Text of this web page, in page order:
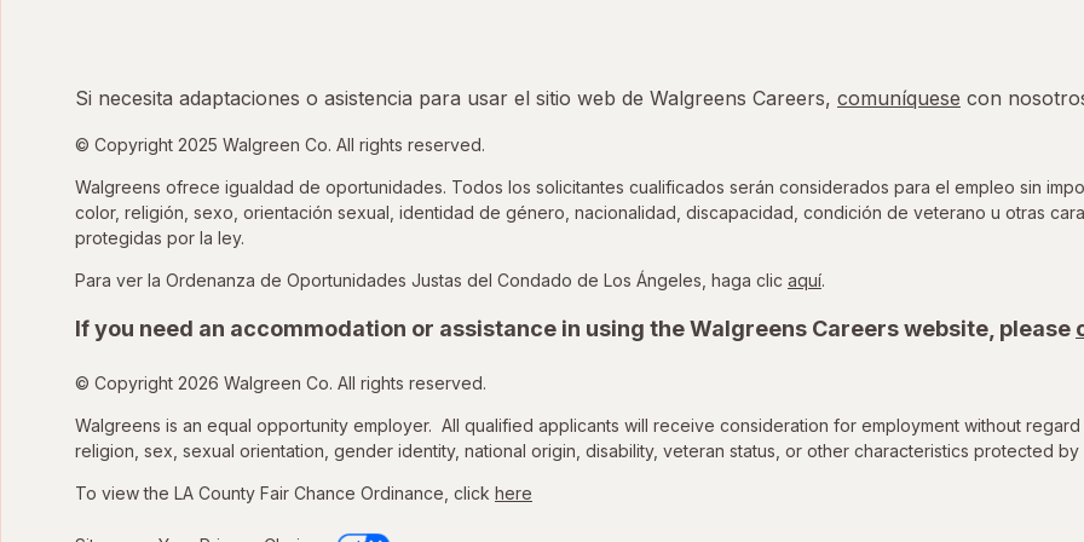
Si necesita adaptaciones o asistencia para usar el sitio web de Walgreens Careers, comuníquese con
© Copyright 2025 Walgreen Co. All rights reserved.
Walgreens ofrece igualdad de oportunidades. Todos los solicitantes cualificados serán considerados para el empleo sin
color, religión, sexo, orientación sexual, identidad de género, nacionalidad, discapacidad, condición de veterano u otras
protegidas por la ley.
Para ver la Ordenanza de Oportunidades Justas del Condado de Los Ángeles, haga clic aquípara ver la Ordenanza de
.
If you need an accommodation or assistance in using the Walgreens Careers website, please
© Copyright 2026 Walgreen Co. All rights reserved.
Walgreens is an equal opportunity employer. All qualified applicants will receive consideration for employment without regard
religion, sex, sexual orientation, gender identity, national origin, disability, veteran status, or other characteristics protected by
To view the LA County Fair Chance Ordinance, click here